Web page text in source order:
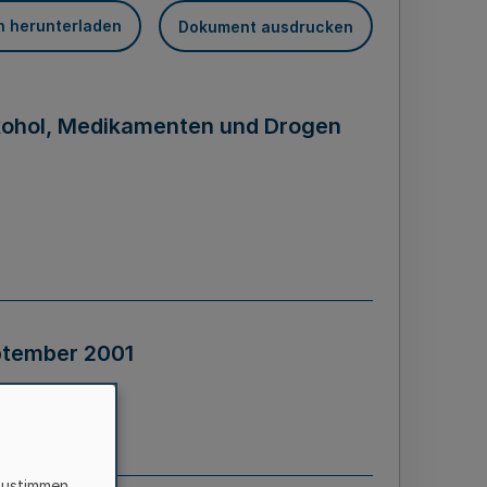
herunterladen Dokument ausdrucken
Medikamenten und Drogen
2001